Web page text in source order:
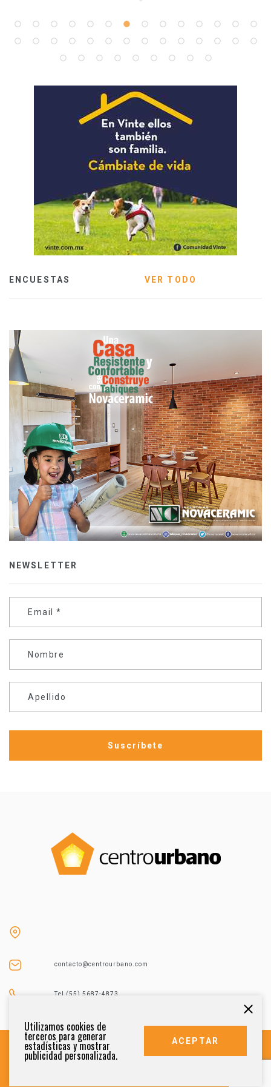
ENCUESTAS VER TODO
NEWSLETTER
Email *
Nombre
Apellido
contacto@centrourbano.com
Tel (55) 5687-4873
Utilizamos cookies de
terceros para generar
estadísticas y mostrar
publicidad personalizada.
ACEPTAR